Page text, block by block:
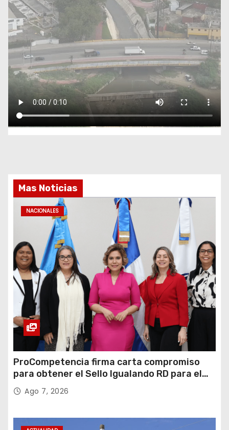
Mas Noticias
NACIONALES
ProCompetencia firma carta compromiso
para obtener el Sello Igualando RD para el
Sector Público
Ago 7, 2026